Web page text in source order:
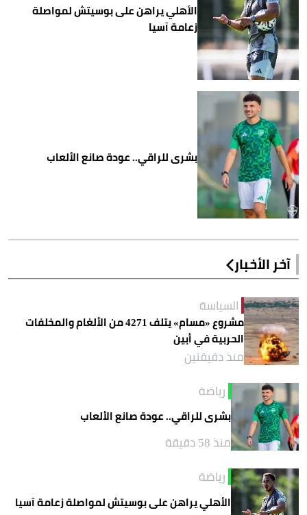
الأهلي يراهن على بوسيتش لمواصلة
زعامة آسيا
بشرى للراقي.. عودة صانع الألعاب
آخر الأخبار
السياسة
مشروع «مسام» يتلف 4271 من الألغام والمخلفات
الحربية في أبين
منذ دقيقتين
رياضة
بشرى للراقي.. عودة صانع الألعاب
منذ 58 دقيقة
رياضة
الأهلي يراهن على بوسيتش لمواصلة زعامة آسيا